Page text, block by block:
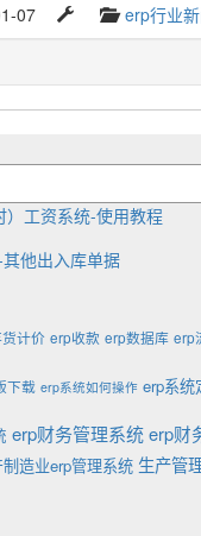
07
a
t
u
t
e
C
a
e
g
erp行业
）工资系统-使用教程
他出入库单据
计价 erp收款 erp数据库 erp
下载 erp系统如何操作 erp系统
erp财务管理系统erp财
制造业erp管理系统 生产管